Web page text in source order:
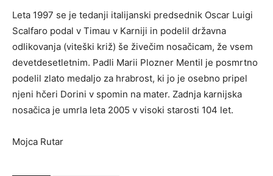
Leta 1997 se je tedanji italijanski predsednik Oscar Luigi
Scalfaro podal v Timau v Karniji in podelil državna
odlikovanja (viteški križ) še živečim nosačicam, že vsem
devetdesetletnim. Padli Marii Plozner Mentil je posmrtno
podelil zlato medaljo za hrabrost, ki jo je osebno pripel
njeni hčeri Dorini v spomin na mater. Zadnja karnijska
nosačica je umrla leta 2005 v visoki starosti 104 let.
Mojca Rutar